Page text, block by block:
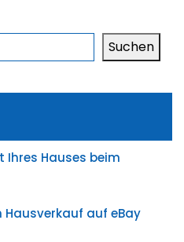
Suchen
Ihres Hauses beim
Hausverkauf auf eBay